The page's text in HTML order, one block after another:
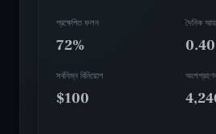
প্রক্ষেপিত ফলন
72%
দৈনিক আয়
সর্বনিম্ন বিনিয়োগ
$100